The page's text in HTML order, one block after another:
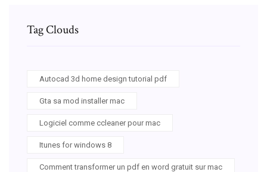
Tag Clouds
Autocad 3d home design tutorial pdf
Gta sa mod installer mac
Logiciel comme ccleaner pour mac
Itunes for windows 8
Comment transformer un pdf en word gratuit sur mac